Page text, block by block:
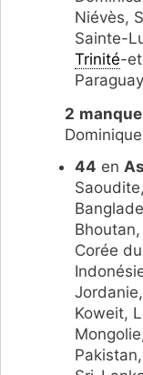
Niévès,
Sainte-
Trinité-
2
Dominique
44 en
Corée
Koweit,